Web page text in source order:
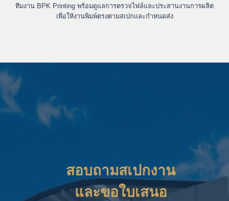
ทีมงาน BPK Printing พร้อมดูแลการตรวจไฟล์และประสานงานการผลิต
เพื่อให้งานพิมพ์ตรงตามสเปกและกำหนดส่ง
สอบถามสเปกงาน
และขอใบเสนอ